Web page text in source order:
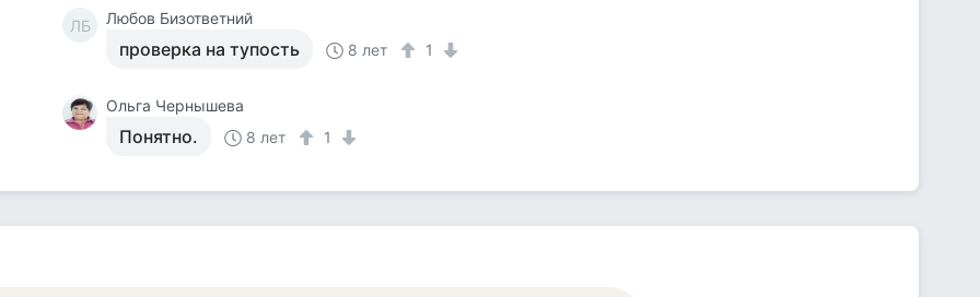
ЛБ Любов Бизответний
проверка на тупость 8 лет 1
Ольга Чернышева
Понятно. 8 лет 1